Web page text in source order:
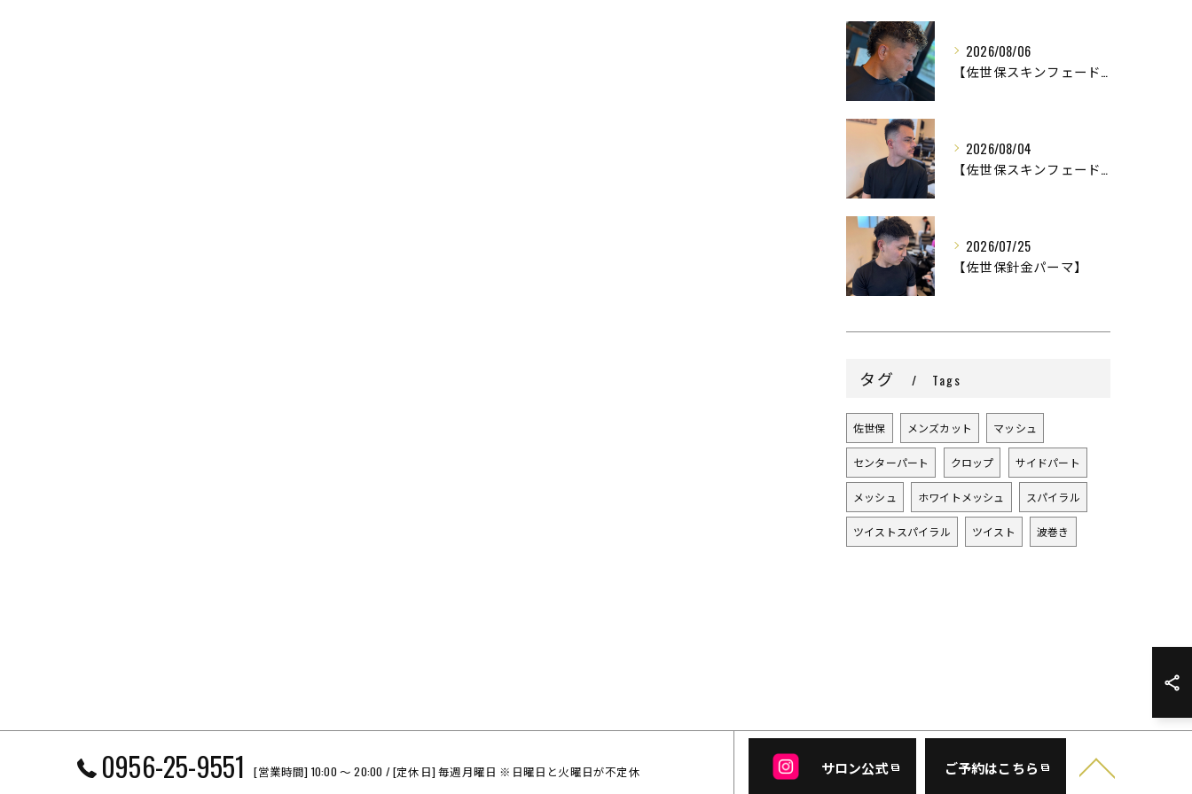
2026/08/06
【佐世保スキンフェード】
2026/08/04
【佐世保スキンフェード】
2026/07/25
【佐世保針金パーマ】
タグ Tags
佐世保 メンズカット マッシュ
センターパート クロップ サイドパート
メッシュ ホワイトメッシュ スパイラル
ツイストスパイラル ツイスト 波巻き
0956-25-9551 [営業時間] 10:00 〜 20:00 / [定休日] 毎週月曜日 ※日曜日と火曜日が不定休 サロン公式 ご予約はこちら